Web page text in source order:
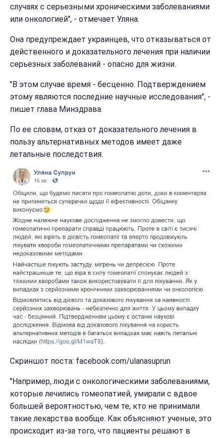
случаях с серьезными хроническими заболеваниями
или онкологией", - отмечает Уляна.
Она предупреждает украинцев, что отказываться от
действенного и доказательного лечения при наличии
серьезных заболеваний - опасно для жизни.
"В этом случае время - бесценно. Подтверждением
этому являются последние научные исследования", -
пишет глава Минздрава.
По ее словам, отказ от доказательного лечения в
пользу альтернативных методов имеет даже
летальные последствия.
Скриншот поста: facebook.com/ulanasuprun
"Например, люди с онкологическими заболеваниями,
которые лечились гомеопатией, умирали с вдвое
большей вероятностью, чем те, кто не принимали
такие лекарства вообще. Как объясняют ученые, это
происходит из-за того, что пациенты решают в